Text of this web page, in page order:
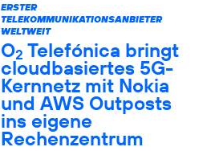
ERSTER
TELEKOMMUNIKATIONSANBIETER
WELTWEIT
O2 Telefónica bringt
cloudbasiertes 5G-
Kernnetz mit Nokia
und AWS Outposts
ins eigene
Rechenzentrum